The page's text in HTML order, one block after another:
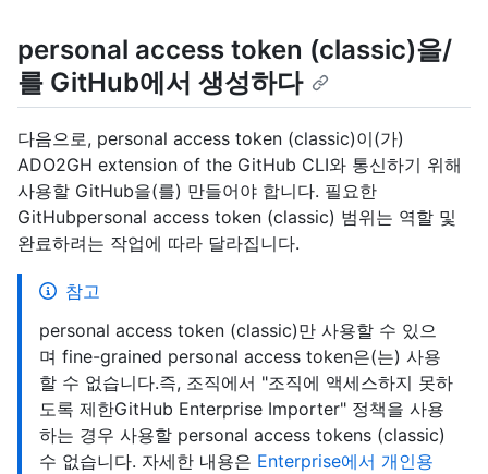
personal access token (classic)을/
를 GitHub에서 생성하다
다음으로, personal access token (classic)이(가)
ADO2GH extension of the GitHub CLI와 통신하기 위해
사용할 GitHub을(를) 만들어야 합니다. 필요한
GitHubpersonal access token (classic) 범위는 역할 및
완료하려는 작업에 따라 달라집니다.
참고
personal access token (classic)만 사용할 수 있으
며 fine-grained personal access token은(는) 사용
할 수 없습니다.즉, 조직에서 "조직에 액세스하지 못하
도록 제한GitHub Enterprise Importer" 정책을 사용
하는 경우 사용할 personal access tokens (classic)
수 없습니다. 자세한 내용은 Enterprise에서 개인용